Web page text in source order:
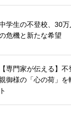
学生の不登校、30
危機と新たな希望
【専門家が伝える】
御様の「心の荷」を
ト